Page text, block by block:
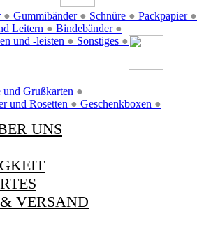
● Gummibänder ● Schnüre ● Packpapier ●
Leitern ● Bindebänder ●
und -leisten ● Sonstiges ●
Grußkarten ●
und Rosetten ● Geschenkboxen ●
UNS
VERSAND